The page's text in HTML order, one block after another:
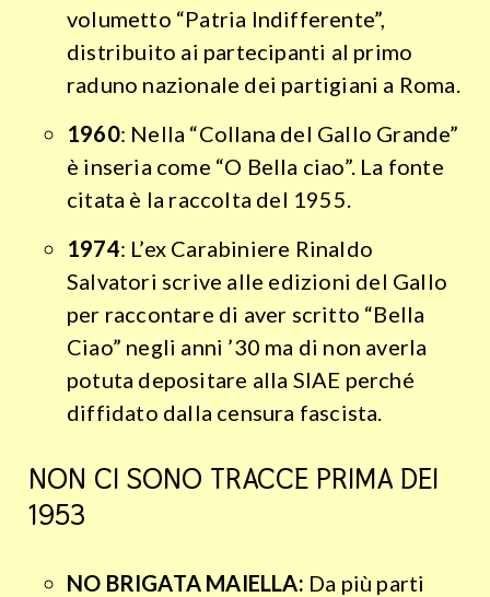
volumetto “Patria Indifferente”,
distribuito ai partecipanti al primo
raduno nazionale dei partigiani a Roma.
1960: Nella “Collana del Gallo Grande”
è inseria come “O Bella ciao”. La fonte
citata è la raccolta del 1955.
1974: L’ex Carabiniere Rinaldo
Salvatori scrive alle edizioni del Gallo
per raccontare di aver scritto “Bella
Ciao” negli anni ’30 ma di non averla
potuta depositare alla SIAE perché
diffidato dalla censura fascista.
NON CI SONO TRACCE PRIMA DEl
1953
NO BRIGATA MAIELLA: Da più parti